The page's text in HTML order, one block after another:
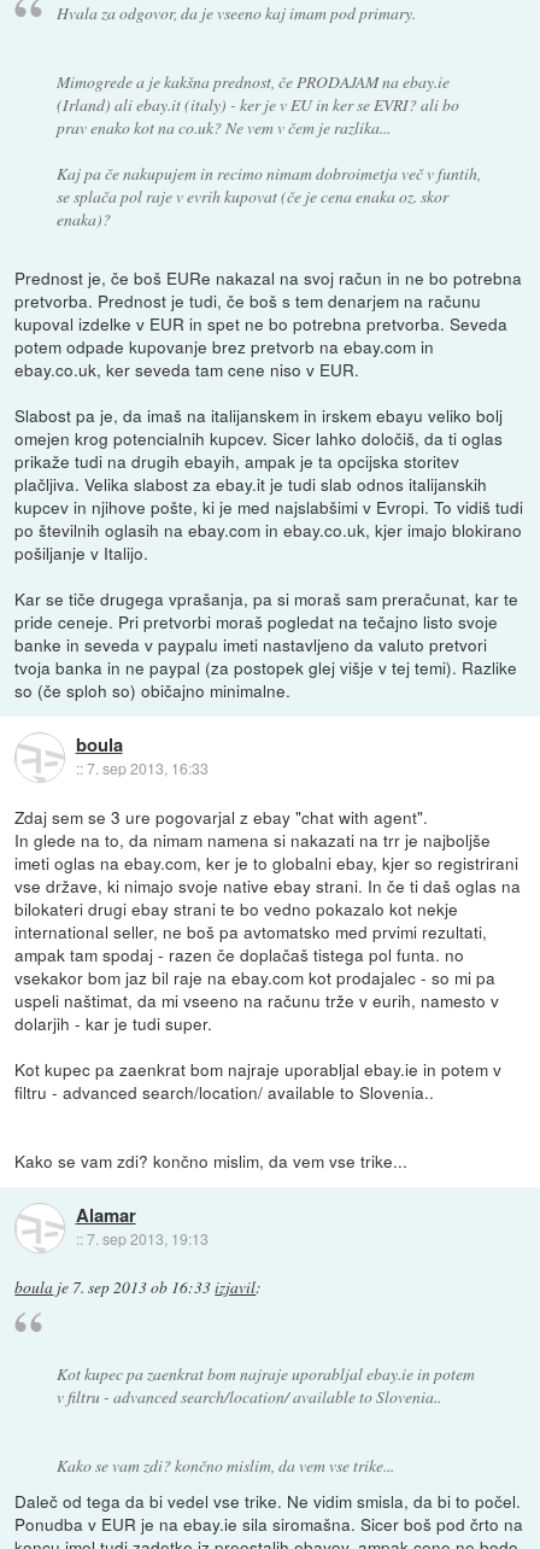
Hvala za odgovor, da je vseeno kaj imam pod primary.
Mimogrede a je kakšna prednost, če PRODAJAM na ebay.ie
(Irland) ali ebay.it (italy) - ker je v EU in ker se EVRI? ali bo
prav enako kot na co.uk? Ne vem v čem je razlika...
Kaj pa če nakupujem in recimo nimam dobroimetja več v funtih,
se splača pol raje v evrih kupovat (če je cena enaka oz. skor
enaka)?
Prednost je, če boš EURe nakazal na svoj račun in ne bo potrebna
pretvorba. Prednost je tudi, če boš s tem denarjem na računu
kupoval izdelke v EUR in spet ne bo potrebna pretvorba. Seveda
potem odpade kupovanje brez pretvorb na ebay.com in
ebay.co.uk, ker seveda tam cene niso v EUR.
Slabost pa je, da imaš na italijanskem in irskem ebayu veliko bolj
omejen krog potencialnih kupcev. Sicer lahko določiš, da ti oglas
prikaže tudi na drugih ebayih, ampak je ta opcijska storitev
plačljiva. Velika slabost za ebay.it je tudi slab odnos italijanskih
kupcev in njihove pošte, ki je med najslabšimi v Evropi. To vidiš tudi
po številnih oglasih na ebay.com in ebay.co.uk, kjer imajo blokirano
pošiljanje v Italijo.
Kar se tiče drugega vprašanja, pa si moraš sam preračunat, kar te
pride ceneje. Pri pretvorbi moraš pogledat na tečajno listo svoje
banke in seveda v paypalu imeti nastavljeno da valuto pretvori
tvoja banka in ne paypal (za postopek glej višje v tej temi). Razlike
so (če sploh so) običajno minimalne.
boula
::7. sep 2013, 16:33
Zdaj sem se 3 ure pogovarjal z ebay "chat with agent".
In glede na to, da nimam namena si nakazati na trr je najboljše
imeti oglas na ebay.com, ker je to globalni ebay, kjer so registrirani
vse države, ki nimajo svoje native ebay strani. In če ti daš oglas na
bilokateri drugi ebay strani te bo vedno pokazalo kot nekje
international seller, ne boš pa avtomatsko med prvimi rezultati,
ampak tam spodaj - razen če doplačaš tistega pol funta. no
vsekakor bom jaz bil raje na ebay.com kot prodajalec - so mi pa
uspeli naštimat, da mi vseeno na računu trže v eurih, namesto v
dolarjih - kar je tudi super.
Kot kupec pa zaenkrat bom najraje uporabljal ebay.ie in potem v
filtru - advanced search/location/ available to Slovenia..
Kako se vam zdi? končno mislim, da vem vse trike...
Alamar
::7. sep 2013, 19:13
boula je 7. sep 2013 ob 16:33izjavil:
Kot kupec pa zaenkrat bom najraje uporabljal ebay.ie in potem
v filtru - advanced search/location/ available to Slovenia..
Kako se vam zdi? končno mislim, da vem vse trike...
Daleč od tega da bi vedel vse trike. Ne vidim smisla, da bi to počel.
Ponudba v EUR je na ebay.ie sila siromašna. Sicer boš pod črto na